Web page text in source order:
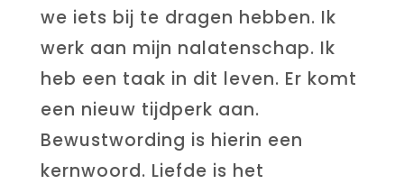
we iets bij te dragen hebben. Ik
werk aan mijn nalatenschap. Ik
heb een taak in dit leven. Er komt
een nieuw tijdperk aan.
Bewustwording is hierin een
kernwoord. Liefde is het